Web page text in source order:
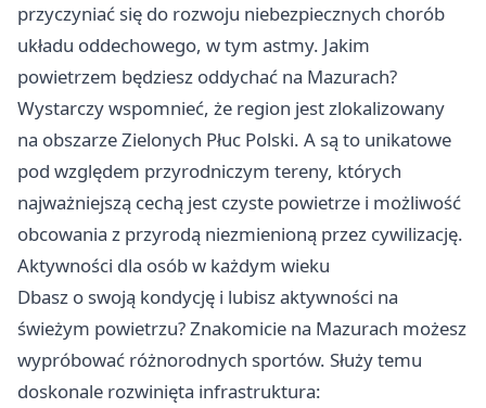
przyczyniać się do rozwoju niebezpiecznych chorób
układu oddechowego, w tym astmy. Jakim
powietrzem będziesz oddychać na Mazurach?
Wystarczy wspomnieć, że region jest zlokalizowany
na obszarze Zielonych Płuc Polski. A są to unikatowe
pod względem przyrodniczym tereny, których
najważniejszą cechą jest czyste powietrze i możliwość
obcowania z przyrodą niezmienioną przez cywilizację.
Aktywności dla osób w każdym wieku
Dbasz o swoją kondycję i lubisz aktywności na
świeżym powietrzu? Znakomicie na Mazurach możesz
wypróbować różnorodnych sportów. Służy temu
doskonale rozwinięta infrastruktura: